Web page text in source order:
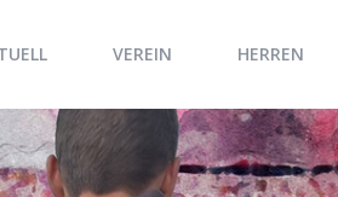
VEREIN HERREN